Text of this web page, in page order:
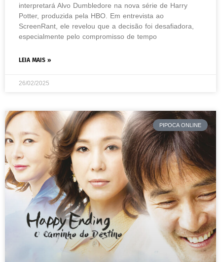
interpretará Alvo Dumbledore na nova série de Harry
Potter, produzida pela HBO. Em entrevista ao
ScreenRant, ele revelou que a decisão foi desafiadora,
especialmente pelo compromisso de tempo
LEIA MAIS »
26/02/2025
PIPOCA ONLINE